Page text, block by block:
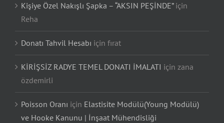
Kişiye Özel Nakışlı Şapka – “AKSIN PEŞİNDE”için
Reha
Donatı Tahvil Hesabı için fırat
KİRİŞSİZ RADYE TEMEL DONATI İMALATI için zana
özdemirli
Poisson Oranı için Elastisite Modülü(Young Modülü)
ve Hooke Kanunu | İnşaat Mühendisliği